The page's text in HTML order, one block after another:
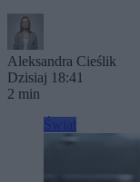
Aleksandra Cieślik
Dzisiaj 18:41
2 min